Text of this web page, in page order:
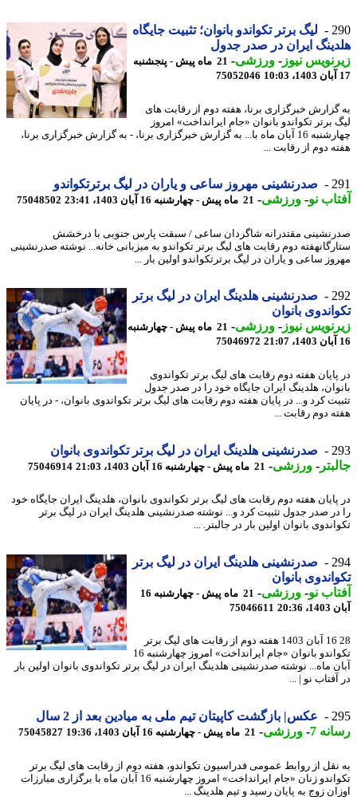
لیگ برتر تکواندو بانوان؛ تثبیت جایگاه
ایران در صدر جدول
نیوز-ورزشی-
21 ماه پیش - پنجشنبه
75052046
خبرگزاری برنا، هفته دوم از رقابت های
برتر تکواندو بانوان «جام ایرانداخت» امروز
چهارشنبه 16 آبان ماه با... به گزارش خبرگزاری برنا، - به گزارش خبرگزاری برنا،
دوم از رقابت ...
صدرنشینی مهروز ساعی و یاران در لیگ برترتکواندو
نو- ورزشی-21 ماه پیش - چهارشنبه 16 آبان 1403، 23:41 75048502
مقتدرانه شاگردان ساعی / سبقت پارس جنوبی با درخشش
دوم رقابت های لیگ برتر تکواندو به میزبانی خانه... نوشته صدرنشینی
ساعی و یاران در لیگ برترتکواندو اولین بار ...
صدرنشینی هلدینگ ایران در لیگ برتر
بانوان
نیوز-ورزشی-
21 ماه پیش - چهارشنبه
75046972
هفته دوم رقابت های لیگ برتر تکواندوی
هلدینگ ایران جایگاه خود را در صدر جدول
کرد و... در پایان هفته دوم رقابت های لیگ برتر تکواندوی بانوان، - در پایان
دوم رقابت ...
صدرنشینی هلدینگ ایران در لیگ برتر تکواندوی بانوان
-ورزشی-21 ماه پیش - چهارشنبه 16 آبان 1403، 21:03 75046914
هفته دوم رقابت های لیگ برتر تکواندوی بانوان، هلدینگ ایران جایگاه خود
صدر جدول تثبیت کرد و... نوشته صدرنشینی هلدینگ ایران در لیگ برتر
بانوان اولین بار در جالبتر. ...
صدرنشینی هلدینگ ایران در لیگ برتر
بانوان
نو- ورزشی-
21 ماه پیش - چهارشنبه 16
75046611
28 16 آبان 1403 هفته دوم از رقابت های لیگ برتر
تکواندو بانوان «جام ایرانداخت» امروز چهارشنبه 16
ماه... نوشته صدرنشینی هلدینگ ایران در لیگ برتر تکواندوی بانوان اولین بار
نو | ...
عکس| بازگشت کاپیتان تیم ملی به میادین بعد از 2 سال
7
-ورزشی-21 ماه پیش - چهارشنبه 16 آبان 1403، 19:36 75045827
از روابط عمومی فدراسیون تکواندو، هفته دوم از رقابت های لیگ برتر
تکواندو زنان «جام ایرانداخت» امروز چهارشنبه 16 آبان ماه با برگزاری مبارزات
زوج به پایان رسید و تیم هلدینگ ...